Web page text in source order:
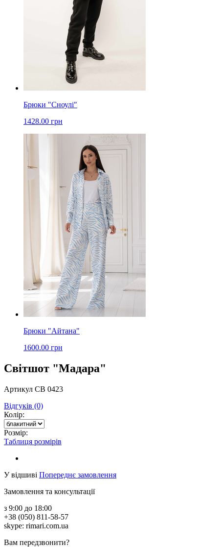
Брюки "Сноулі"
1428.00 грн
Брюки "Айтана"
1600.00 грн
Світшот "Мадара"
Артикул СВ 0423
Відгуків (0)
Колір:
Розмір:
Таблиця розмірів
У відшиві Попереднє замовлення
Замовлення та консультації
з 9:00 до 18:00
+38 (050) 811-58-57
skype: rimari.com.ua
Вам передзвонити?